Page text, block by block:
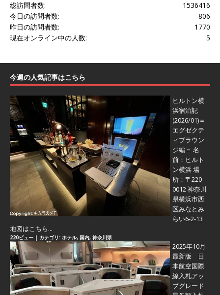
1536416
総訪問者数:
806
今日の訪問者数:
1770
昨日の訪問者数:
5
現在オンライン中の人数:
今週の人気記事はこちら
ヒルトン横
浜宿泊記
(2026/01)＝
エグゼクテ
ィブラウン
ジ編＝ 名
前：ヒルト
ン横浜 場
所：〒220-
0012 神奈川
県横浜市西
区みなとみ
らい6-2-13
地図はこちら...
220ビュー | カテゴリ: ホテル, 国内, 神奈川県
2025年10月
最新版 日
本航空国際
線入札アッ
プグレード